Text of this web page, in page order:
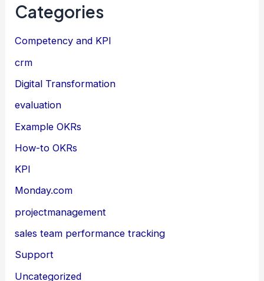
Categories
Competency and KPI
crm
Digital Transformation
evaluation
Example OKRs
How-to OKRs
KPI
Monday.com
projectmanagement
sales team performance tracking
Support
Uncategorized